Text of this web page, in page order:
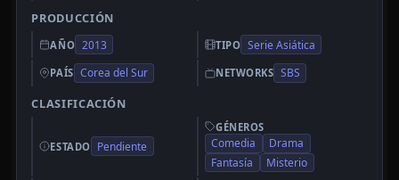
PRODUCCIÓN
AÑO 2013 TIPO Serie Asiática
PAÍS Corea del Sur NETWORKS SBS
CLASIFICACIÓN
ESTADO Pendiente
GÉNEROS
Comedia
Drama
Fantasía
Misterio